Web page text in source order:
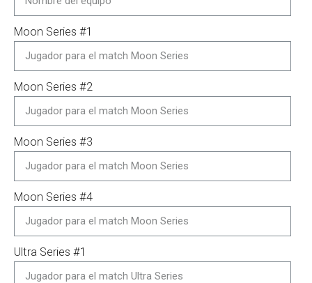
Moon Series #1
Moon Series #2
Moon Series #3
Moon Series #4
Ultra Series #1